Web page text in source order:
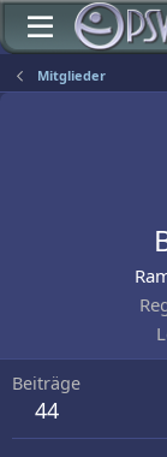
Mitglieder
Beiträge
44